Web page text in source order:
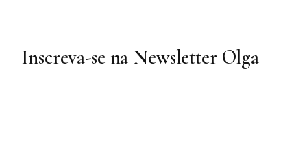
Inscreva-se na Newsletter Olga